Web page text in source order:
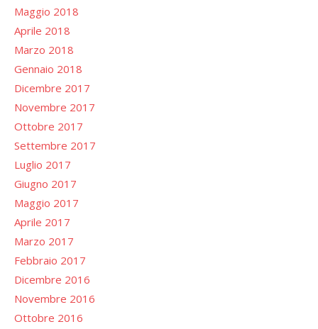
Maggio 2018
Aprile 2018
Marzo 2018
Gennaio 2018
Dicembre 2017
Novembre 2017
Ottobre 2017
Settembre 2017
Luglio 2017
Giugno 2017
Maggio 2017
Aprile 2017
Marzo 2017
Febbraio 2017
Dicembre 2016
Novembre 2016
Ottobre 2016